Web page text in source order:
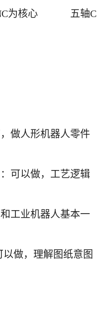
为核心 五轴C
做人形机器人零件
可以做，工艺逻辑
工业机器人基本一
做，理解图纸意图